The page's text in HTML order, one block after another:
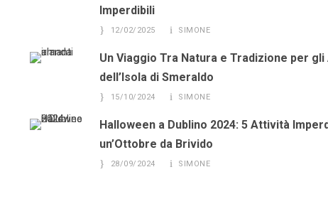
Imperdibili
12/02/2025 SIMONE
Un Viaggio Tra Natura e Tradizione per gli
dell’Isola di Smeraldo
15/10/2024 SIMONE
Halloween a Dublino 2024: 5 Attività
un’Ottobre da Brivido
28/09/2024 SIMONE